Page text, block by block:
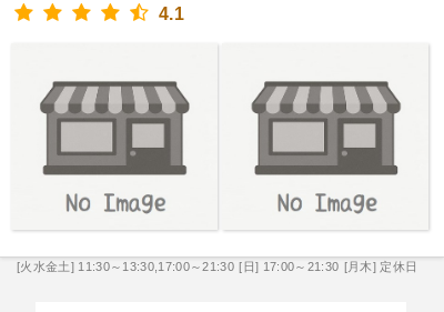
4.1
[火水金土] 11:30～13:30,17:00～21:30 [日] 17:00～21:30 [月木] 定休日